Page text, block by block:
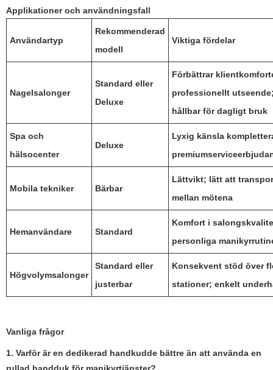
Applikationer och användningsfall
Användartyp
Rekommenderad
modell
Viktiga fördelar
Nagelsalonger
Standard eller
Deluxe
Förbättrar
professionellt
hållbar för dagligt bruk
Spa och
hälsocenter
Deluxe
Lyxig känsla
Mobila tekniker Bärbar
Lättvikt; lätt att
mellan mötena
Hemanvändare Standard
Komfort i
personliga
Högvolymsalonger
Standard eller
justerbar
Konsekvent stöd över
stationer; enkelt
Vanliga frågor
1. Varför är en dedikerad handkudde bättre än att använda en